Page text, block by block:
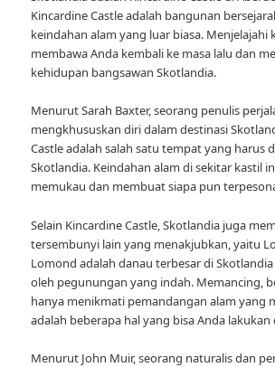
Kincardine Castle adalah bangunan
keindahan alam yang luar biasa. Menjelajahi
membawa Anda kembali ke masa lalu dan
kehidupan bangsawan Skotlandia.
Menurut Sarah Baxter, seorang penulis
mengkhususkan diri dalam destinasi
Castle adalah salah satu tempat yang harus
Skotlandia. Keindahan alam di sekitar kastil
memukau dan membuat siapa pun
Selain Kincardine Castle, Skotlandia juga
tersembunyi lain yang menakjubkan, yaitu
Lomond adalah danau terbesar di
oleh pegunungan yang indah. Memancing,
hanya menikmati pemandangan alam yang
adalah beberapa hal yang bisa Anda
Menurut John Muir, seorang naturalis dan